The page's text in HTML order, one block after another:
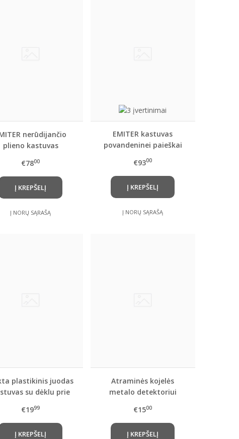
nerūdijančio
plieno kastuvas
€7800
Į KREPŠELĮ
Į NORŲ SĄRAŠĄ
EMITER kastuvas
povandeninei paieškai
€9300
Į KREPŠELĮ
Į NORŲ SĄRAŠĄ
plastikinis juodas
su dėklu prie
€1999
Į KREPŠELĮ
Atraminės kojelės
metalo detektoriui
€1500
Į KREPŠELĮ